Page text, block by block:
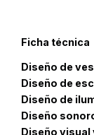
Ficha técnica
Diseño de
Diseño de
Diseño de
Diseño
Diseño